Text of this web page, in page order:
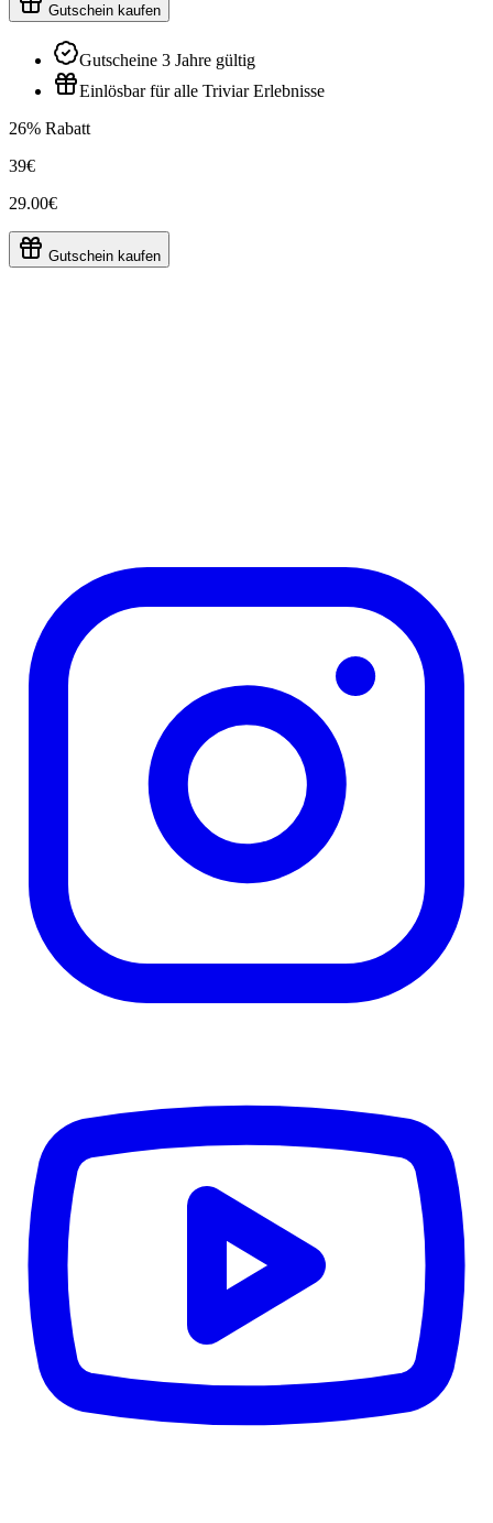
Gutschein kaufen
Gutscheine 3 Jahre gültig
Einlösbar für alle Triviar Erlebnisse
26% Rabatt
39€
29.00€
Gutschein kaufen